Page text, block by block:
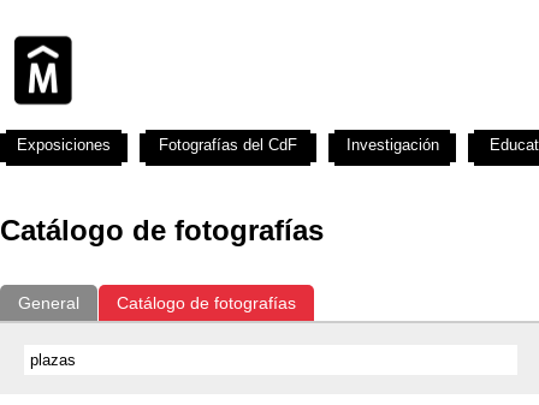
Catálogo de fotografías
General Catálogo de fotografías
Exposiciones Fotografías del CdF Investigación